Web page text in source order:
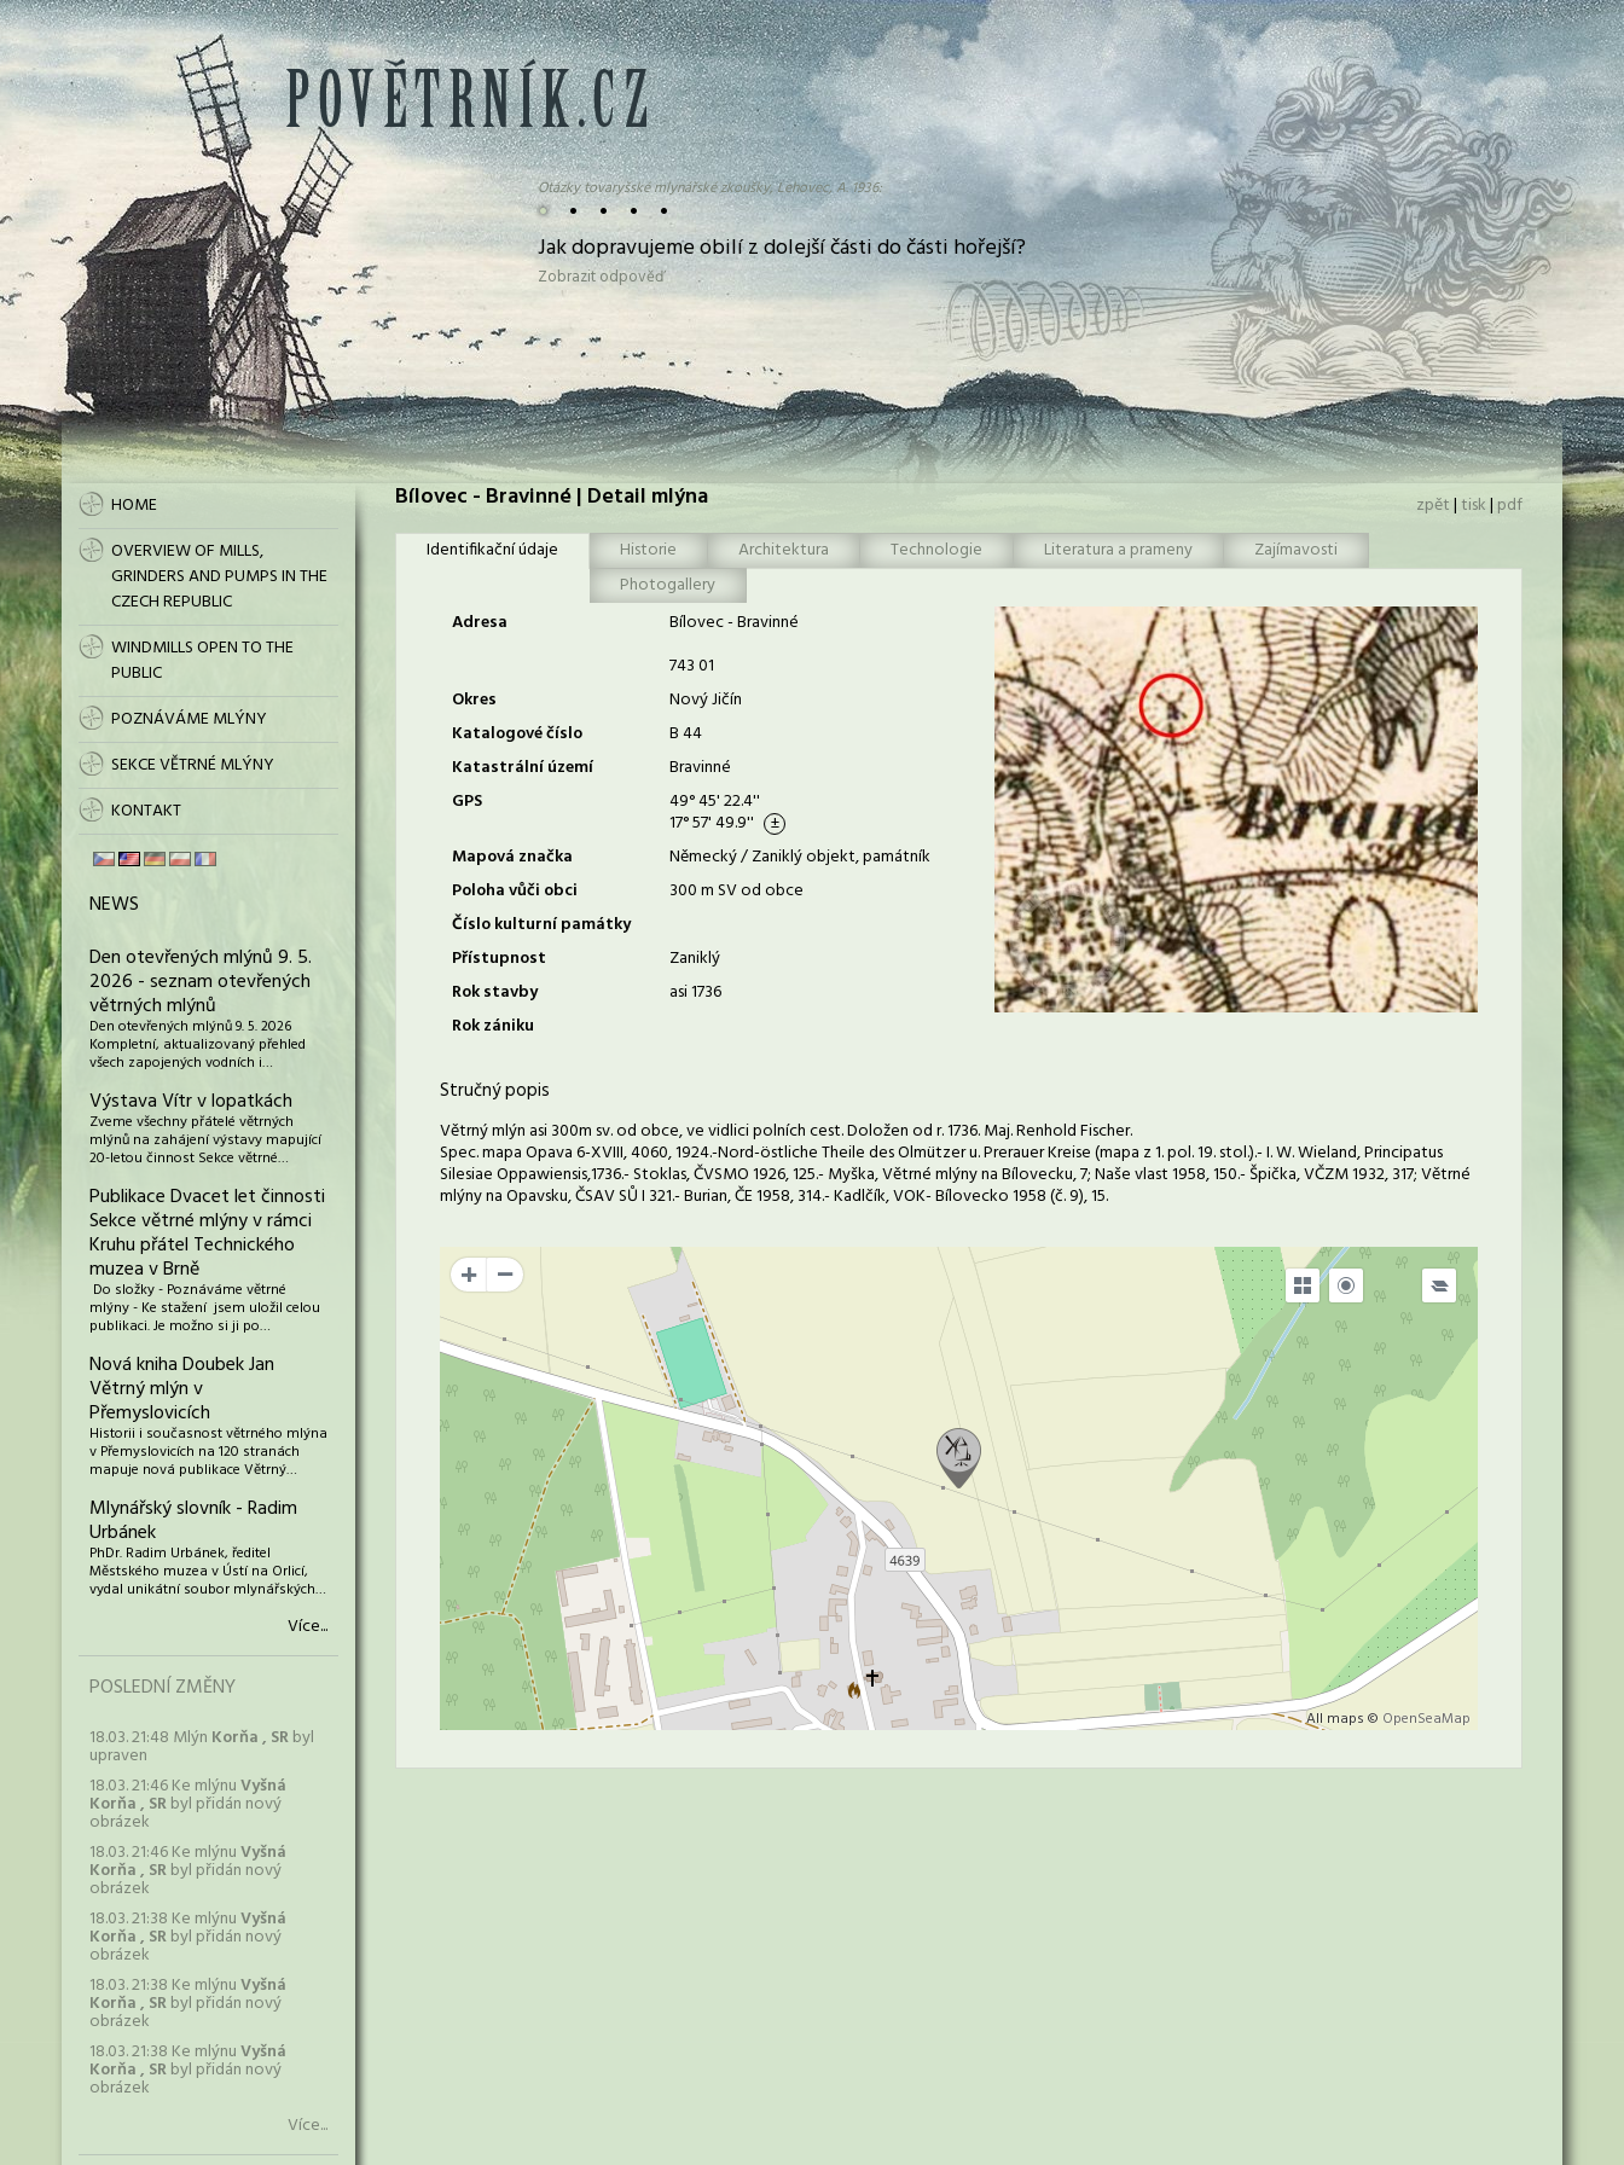
• • • • •
Otázky tovaryšské mlynářské zkoušky, Lehovec, A. 1936:
Jak dopravujeme obilí z dolejší části do části hořejší?
Zobrazit odpověď
HOME
OVERVIEW OF MILLS,
GRINDERS AND PUMPS IN THE
CZECH REPUBLIC
WINDMILLS OPEN TO THE
PUBLIC
POZNÁVÁME MLÝNY
SEKCE VĚTRNÉ MLÝNY
KONTAKT
NEWS
Den otevřených mlýnů 9. 5.
2026 - seznam otevřených
větrných mlýnů
Den otevřených mlýnů 9. 5. 2026
Kompletní, aktualizovaný přehled
všech zapojených vodních i…
Výstava Vítr v lopatkách
Zveme všechny přátelé větrných
mlýnů na zahájení výstavy mapující
20-letou činnost Sekce větrné…
Publikace Dvacet let činnosti
Sekce větrné mlýny v rámci
Kruhu přátel Technického
muzea v Brně
Do složky - Poznáváme větrné
mlýny - Ke stažení jsem uložil celou
publikaci. Je možno si ji po…
Nová kniha Doubek Jan
Větrný mlýn v
Přemyslovicích
Historii i současnost větrného mlýna
v Přemyslovicích na 120 stranách
mapuje nová publikace Větrný…
Mlynářský slovník - Radim
Urbánek
PhDr. Radim Urbánek, ředitel
Městského muzea v Ústí na Orlicí,
vydal unikátní soubor mlynářských…
Více...
POSLEDNÍ ZMĚNY
18.03. 21:48 Mlýn Korňa , SRbyl
upraven
18.03. 21:46 Ke mlýnuVyšná
Korňa , SRbyl přidán nový
obrázek
18.03. 21:46 Ke mlýnuVyšná
Korňa , SRbyl přidán nový
obrázek
18.03. 21:38 Ke mlýnuVyšná
Korňa , SRbyl přidán nový
obrázek
18.03. 21:38 Ke mlýnuVyšná
Korňa , SRbyl přidán nový
obrázek
18.03. 21:38 Ke mlýnuVyšná
Korňa , SRbyl přidán nový
obrázek
Více...
Bílovec - Bravinné | Detail mlýna zpět|tisk|pdf
Identifikační údaje
Historie Architektura Technologie Literatura a prameny
Zajímavosti
Photogallery
Adresa
Bílovec - Bravinné
743 01
Okres
Nový Jičín
Katalogové číslo
B 44
Katastrální území
Bravinné
GPS
49° 45' 22.4''
17° 57' 49.9''
Mapová značka
Německý / Zaniklý objekt, památník
Poloha vůči obci
300 m SV od obce
Číslo kulturní památky
Přístupnost
Zaniklý
Rok stavby
asi 1736
Rok zániku
Stručný popis
Větrný mlýn asi 300m sv. od obce, ve vidlici polních cest. Doložen od r. 1736. Maj. Renhold Fischer.
Spec. mapa Opava 6-XVIII, 4060, 1924.-Nord-östliche Theile des Olmützer u. Prerauer Kreise (mapa z 1. pol. 19. stol.).- I. W. Wieland, Principatus
Silesiae Oppawiensis,1736.- Stoklas, ČVSMO 1926, 125.- Myška, Větrné mlýny na Bílovecku, 7; Naše vlast 1958, 150.- Špička, VČZM 1932, 317; Větrné
mlýny na Opavsku, ČSAV SŮ I 321.- Burian, ČE 1958, 314.- Kadlčík, VOK- Bílovecko 1958 (č. 9), 15.
+
All maps © OpenSeaMap